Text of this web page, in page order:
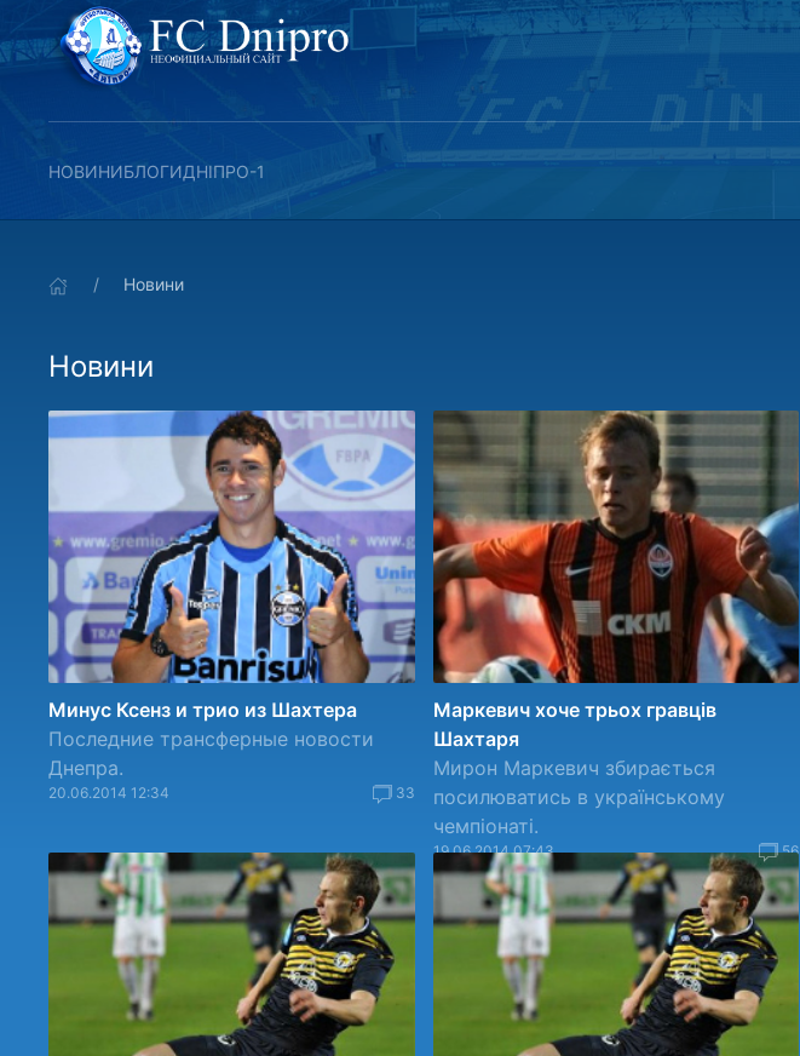
НОВИНИБЛОГИДНІПРО-1
Новини
Новини
Минус Ксенз и трио из Шахтера
Последние трансферные новости
Днепра.
20.06.2014 12:34 33
Маркевич хоче трьох гравців
Шахтаря
Мирон Маркевич збирається
посилюватись в українському
чемпіонаті.
19.06.2014 07:43 56